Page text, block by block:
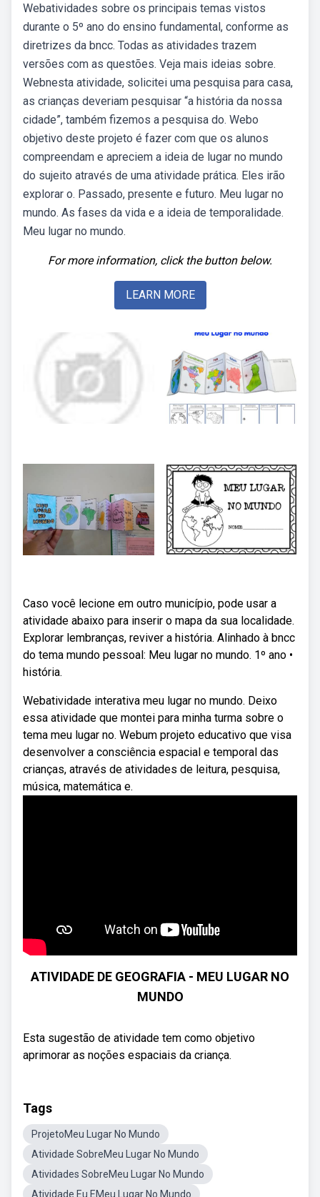
Webatividades sobre os principais temas vistos
durante o 5º ano do ensino fundamental, conforme as
diretrizes da bncc. Todas as atividades trazem
versões com as questões. Veja mais ideias sobre.
Webnesta atividade, solicitei uma pesquisa para casa,
as crianças deveriam pesquisar “a história da nossa
cidade”, também fizemos a pesquisa do. Webo
objetivo deste projeto é fazer com que os alunos
compreendam e apreciem a ideia de lugar no mundo
do sujeito através de uma atividade prática. Eles irão
explorar o. Passado, presente e futuro. Meu lugar no
mundo. As fases da vida e a ideia de temporalidade.
Meu lugar no mundo.
For more information, click the button below.
LEARN MORE
Caso você lecione em outro município, pode usar a
atividade abaixo para inserir o mapa da sua localidade.
Explorar lembranças, reviver a história. Alinhado à bncc
do tema mundo pessoal: Meu lugar no mundo. 1º ano •
história.
Webatividade interativa meu lugar no mundo. Deixo
essa atividade que montei para minha turma sobre o
tema meu lugar no. Webum projeto educativo que visa
desenvolver a consciência espacial e temporal das
crianças, através de atividades de leitura, pesquisa,
música, matemática e.
ATIVIDADE DE GEOGRAFIA - MEU LUGAR NO
MUNDO
Esta sugestão de atividade tem como objetivo
aprimorar as noções espaciais da criança.
Tags
ProjetoMeu Lugar No Mundo
Atividade SobreMeu Lugar No Mundo
Atividades SobreMeu Lugar No Mundo
Atividade Eu EMeu Lugar No Mundo